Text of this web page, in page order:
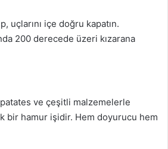
uçlarını içe doğru kapatın.
200 derecede üzeri kızarana
ve çeşitli malzemelerle
bir hamur işidir. Hem doyurucu hem